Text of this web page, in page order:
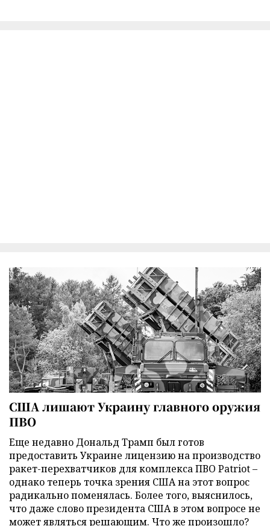
США лишают Украину главного оружия
ПВО
Еще недавно Дональд Трамп был готов
предоставить Украине лицензию на производство
ракет-перехватчиков для комплекса ПВО Patriot –
однако теперь точка зрения США на этот вопрос
радикально поменялась. Более того, выяснилось,
что даже слово президента США в этом вопросе не
может являться решающим. Что же произошло?